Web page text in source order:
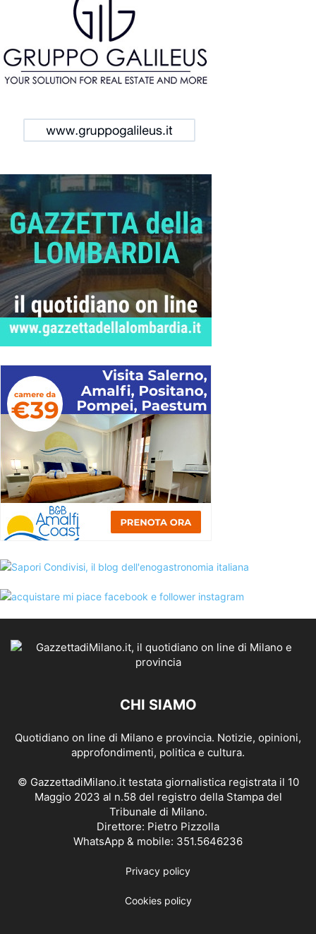
CHI SIAMO
Quotidiano on line di Milano e provincia. Notizie, opinioni,
approfondimenti, politica e cultura.
© GazzettadiMilano.it testata giornalistica registrata il 10
Maggio 2023 al n.58 del registro della Stampa del
Tribunale di Milano.
Direttore: Pietro Pizzolla
WhatsApp & mobile: 351.5646236
Privacy policy
Cookies policy